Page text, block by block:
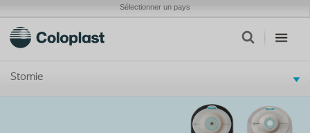
Sélectionner un pays
Stomie